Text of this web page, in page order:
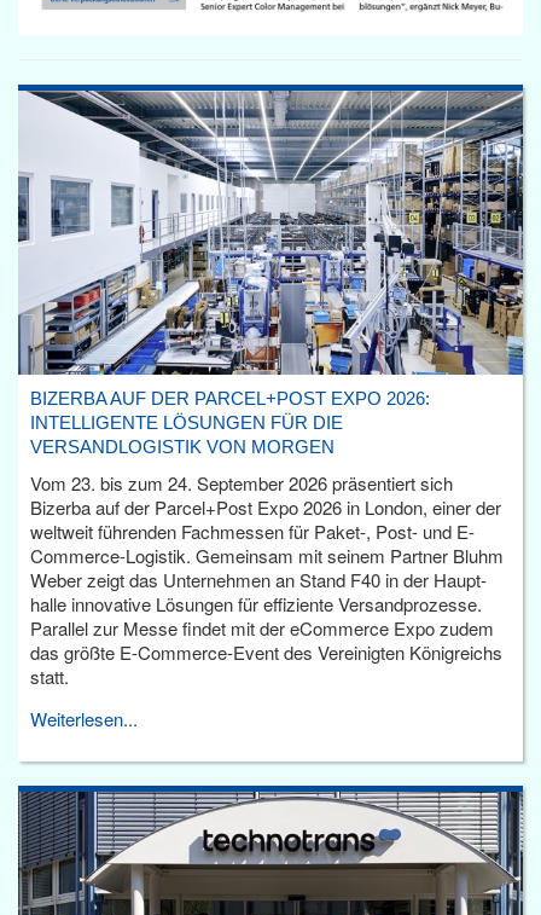
BIZERBA AUF DER PARCEL+POST EXPO 2026:
INTELLIGENTE LÖSUNGEN FÜR DIE
VERSANDLOGISTIK VON MORGEN
Vom 23. bis zum 24. September 2026 präsentiert sich
Bizerba auf der Parcel+Post Expo 2026 in London, einer der
weltweit führenden Fachmessen für Paket-, Post- und E-
Commerce-Logistik. Gemeinsam mit seinem Partner Bluhm
Weber zeigt das Unternehmen an Stand F40 in der Haupt­
halle innovative Lösungen für effiziente Versandprozesse.
Parallel zur Messe findet mit der eCommerce Expo zudem
das größte E-Commerce-Event des Vereinigten Königreichs
statt.
Weiterlesen...